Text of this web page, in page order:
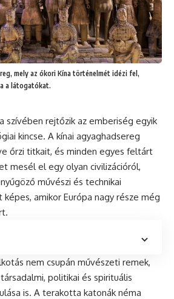
mely az ókori Kína történelmét idézi fel,
a látogatókat.
szívében rejtőzik az emberiség egyik
kincse. A kínai agyaghadsereg
őrzi titkait, és minden egyes feltárt
mesél el egy olyan civilizációról,
művészi és technikai
amikor Európa nagy része még
nem csupán művészeti remek,
politikai és spirituális
is. A terakotta katonák néma